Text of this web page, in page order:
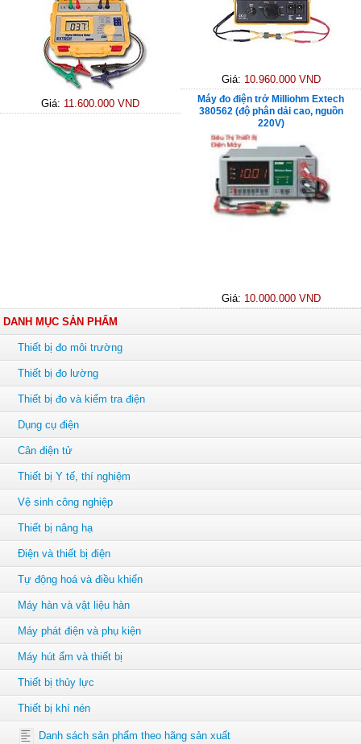
Giá: 11.600.000 VND
Giá: 10.960.000 VND
Máy đo điện trở Milliohm Extech
380562 (độ phân dải cao, nguồn
220V)
Giá: 10.000.000 VND
DANH MỤC SẢN PHẨM
Thiết bị đo môi trường
Thiết bị đo lường
Thiết bị đo và kiểm tra điện
Dụng cụ điện
Cân điện tử
Thiết bị Y tế, thí nghiệm
Vệ sinh công nghiệp
Thiết bị nâng hạ
Điện và thiết bị điện
Tự động hoá và điều khiển
Máy hàn và vật liệu hàn
Máy phát điện và phụ kiện
Máy hút ẩm và thiết bị
Thiết bị thủy lực
Thiết bị khí nén
Danh sách sản phẩm theo hãng sản xuất